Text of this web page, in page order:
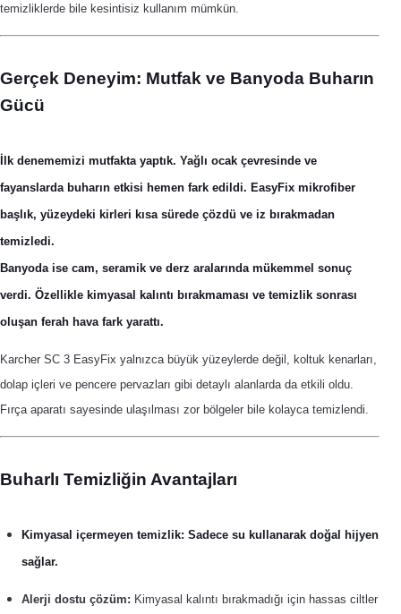
temizliklerde bile kesintisiz kullanım mümkün.
Gerçek Deneyim: Mutfak ve Banyoda Buharın
Gücü
İlk denememizi mutfakta yaptık. Yağlı ocak çevresinde ve
fayanslarda buharın etkisi hemen fark edildi. EasyFix mikrofiber
başlık, yüzeydeki kirleri kısa sürede çözdü ve iz bırakmadan
temizledi.
Banyoda ise cam, seramik ve derz aralarında mükemmel sonuç
verdi. Özellikle kimyasal kalıntı bırakmaması ve temizlik sonrası
oluşan ferah hava fark yarattı.
Karcher SC 3 EasyFix yalnızca büyük yüzeylerde değil, koltuk kenarları,
dolap içleri ve pencere pervazları gibi detaylı alanlarda da etkili oldu.
Fırça aparatı sayesinde ulaşılması zor bölgeler bile kolayca temizlendi.
Buharlı Temizliğin Avantajları
Kimyasal içermeyen temizlik: Sadece su kullanarak doğal hijyen
sağlar.
Alerji dostu çözüm: Kimyasal kalıntı bırakmadığı için hassas ciltler